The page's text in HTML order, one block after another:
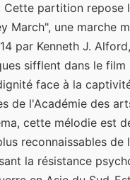
Cette partition repose
March", une marche
par Kenneth J.
sifflent dans le film
face à la
de l'Académie des
cette mélodie est
reconnaissables de
la résistance